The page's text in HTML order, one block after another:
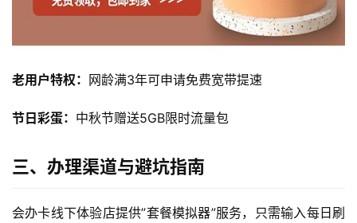
页
流
卡
宽
老用户特权： 网龄满3年可申请免费宽带提速
节日彩蛋： 中秋节赠送5GB限时流量包
三、办理渠道与避坑指南
会办卡线下体验店提供”套餐模拟器”服务，只需输入每日刷